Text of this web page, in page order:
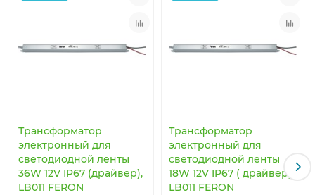
Трансформатор
электронный для
светодиодной ленты
36W 12V IP67 (драйвер),
LB011 FERON
Трансформатор
электронный для
светодиодной ленты
18W 12V IP67 ( драйвер) ,
LB011 FERON